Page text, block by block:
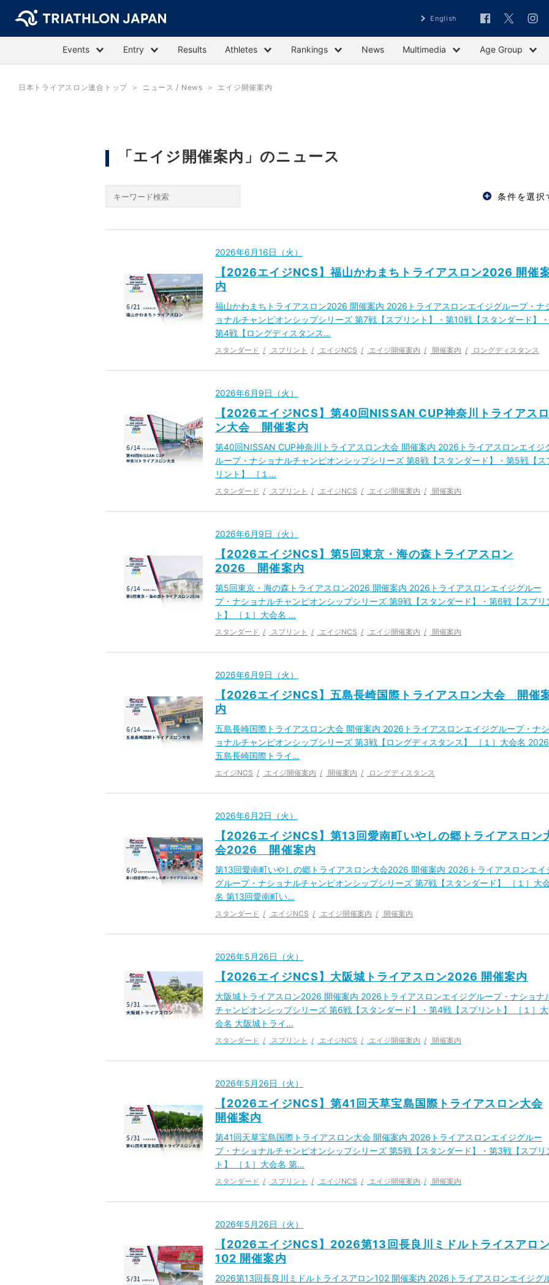
English
Events Entry Results Athletes Rankings News Multimedia Age Group
日本トライアスロン連合トップ ニュース / News エイジ開催案内
「エイジ開催案内」のニュース
条件を選択
2026年6月16日（火）
【2026エイジNCS】福山かわまちトライアスロン2026 開催
内
福山かわまちトライアスロン2026 開催案内 2026トライアスロンエイジグループ・ナ
ョナルチャンピオンシップシリーズ 第7戦【スプリント】・第10戦【スタンダード】・
第4戦【ロングディスタンス…
スタンダード スプリント エイジNCS エイジ開催案内 開催案内 ロングディスタンス
2026年6月9日（火）
【2026エイジNCS】第40回NISSAN CUP神奈川トライアスロ
ン大会 開催案内
第40回NISSAN CUP神奈川トライアスロン大会 開催案内 2026トライアスロンエイジ
ループ・ナショナルチャンピオンシップシリーズ 第8戦【スタンダード】・第5戦【ス
リント】 ［１…
スタンダード スプリント エイジNCS エイジ開催案内 開催案内
2026年6月9日（火）
【2026エイジNCS】第5回東京・海の森トライアスロン
2026 開催案内
第5回東京・海の森トライアスロン2026 開催案内 2026トライアスロンエイジグルー
プ・ナショナルチャンピオンシップシリーズ 第9戦【スタンダード】・第6戦【スプリ
ト】 ［１］大会名 …
スタンダード スプリント エイジNCS エイジ開催案内 開催案内
2026年6月9日（火）
【2026エイジNCS】五島長崎国際トライアスロン大会 開催
内
五島長崎国際トライアスロン大会 開催案内 2026トライアスロンエイジグループ・ナシ
ョナルチャンピオンシップシリーズ 第3戦【ロングディスタンス】 ［１］大会名 2026
五島長崎国際トライ…
エイジNCS エイジ開催案内 開催案内 ロングディスタンス
2026年6月2日（火）
【2026エイジNCS】第13回愛南町いやしの郷トライアスロン
会2026 開催案内
第13回愛南町いやしの郷トライアスロン大会2026 開催案内 2026トライアスロンエイ
グループ・ナショナルチャンピオンシップシリーズ 第7戦【スタンダード】 ［１］大
名 第13回愛南町い…
スタンダード エイジNCS エイジ開催案内 開催案内
2026年5月26日（火）
【2026エイジNCS】大阪城トライアスロン2026 開催案内
大阪城トライアスロン2026 開催案内 2026トライアスロンエイジグループ・ナショナ
チャンピオンシップシリーズ 第6戦【スタンダード】・第4戦【スプリント】 ［１］大
会名 大阪城トライ…
スタンダード スプリント エイジNCS エイジ開催案内 開催案内
2026年5月26日（火）
【2026エイジNCS】第41回天草宝島国際トライアスロン大会
開催案内
第41回天草宝島国際トライアスロン大会 開催案内 2026トライアスロンエイジグルー
プ・ナショナルチャンピオンシップシリーズ 第5戦【スタンダード】・第3戦【スプリ
ト】 ［１］大会名 第…
スタンダード スプリント エイジNCS エイジ開催案内 開催案内
2026年5月26日（火）
【2026エイジNCS】2026第13回長良川ミドルトライスアロ
102 開催案内
2026第13回長良川ミドルトライスアロン102 開催案内 2026トライアスロンエイジグ